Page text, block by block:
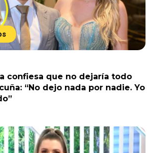
confiesa que no dejaría todo
“No dejo nada por nadie. Yo